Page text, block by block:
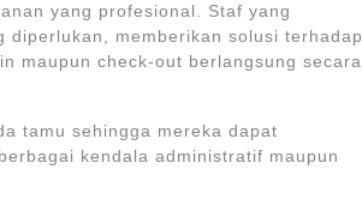
yang profesional. Staf yang
diperlukan, memberikan solusi terhadap
maupun check-out berlangsung secara
tamu sehingga mereka dapat
kendala administratif maupun